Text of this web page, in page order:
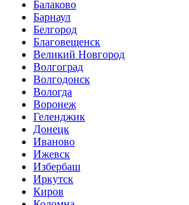
Балаково
Барнаул
Белгород
Благовещенск
Великий Новгород
Волгоград
Волгодонск
Вологда
Воронеж
Геленджик
Донецк
Иваново
Ижевск
Избербаш
Иркутск
Киров